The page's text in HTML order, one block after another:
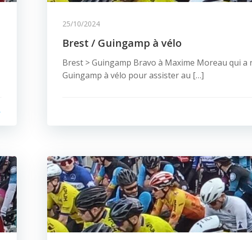
25/10/2024
Brest / Guingamp à vélo
Brest > Guingamp Bravo à Maxime Moreau qui a
Guingamp à vélo pour assister au […]